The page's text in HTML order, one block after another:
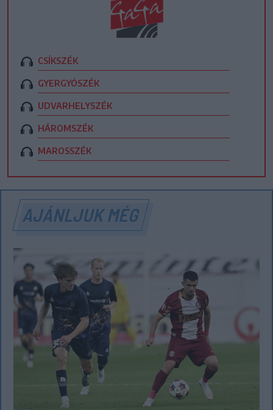
CSÍKSZÉK
GYERGYÓSZÉK
UDVARHELYSZÉK
HÁROMSZÉK
MAROSSZÉK
AJÁNLJUK MÉG